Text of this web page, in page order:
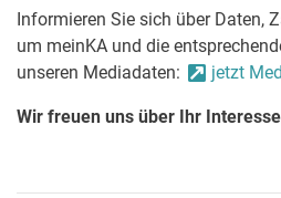
Informieren Sie sich über Daten,
um meinKA und die
unseren Mediadaten:
jetzt
Wir freuen uns über Ihr